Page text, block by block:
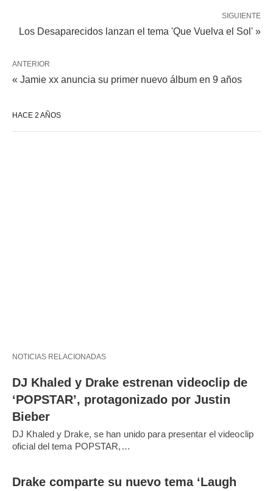
SIGUIENTE
Los Desaparecidos lanzan el tema 'Que Vuelva el Sol' »
ANTERIOR
« Jamie xx anuncia su primer nuevo álbum en 9 años
HACE 2 AÑOS
NOTICIAS RELACIONADAS
DJ Khaled y Drake estrenan videoclip de
‘POPSTAR’, protagonizado por Justin
Bieber
DJ Khaled y Drake, se han unido para presentar el videoclip
oficial del tema POPSTAR,…
Drake comparte su nuevo tema ‘Laugh